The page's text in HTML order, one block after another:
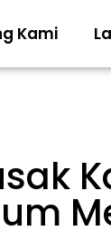
Kami